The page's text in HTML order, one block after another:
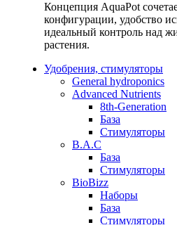
Концепция AquaPot
конфигурации, удобство
идеальный контроль над
растения.
Удобрения, стимуляторы
General hydroponics
Advanced Nutrients
8th-Generation
База
Стимуляторы
B.A.C
База
Стимуляторы
BioBizz
Наборы
База
Стимуляторы